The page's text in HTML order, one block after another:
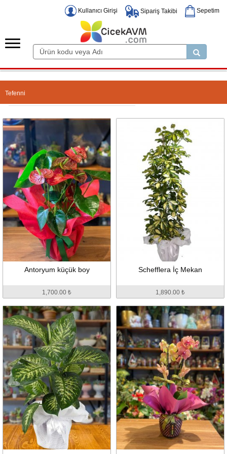
Kullanıcı Girişi Sipariş Takibi Sepetim
Tefenni
Antoryum küçük boy
1,700.00 ₺
Schefflera İç Mekan
1,890.00 ₺